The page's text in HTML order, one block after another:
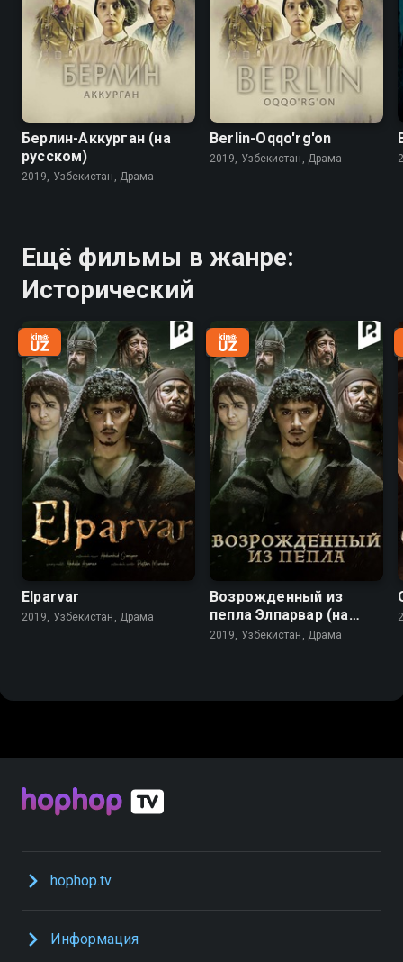
Берлин-Аккурган (на
русском)
2019, Узбекистан, Драма
Berlin-Oqqo'rg'on
2019, Узбекистан, Драма
Ещё фильмы в жанре:
Исторический
Elparvar
2019, Узбекистан, Драма
Возрожденный из
пепла Элпарвар (на
русском)
2019, Узбекистан, Драма
hophop.tv
Информация